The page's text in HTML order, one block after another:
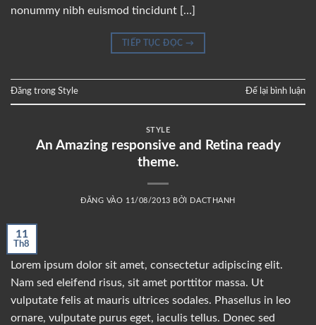
nonummy nibh euismod tincidunt […]
TIẾP TỤC ĐỌC →
Đăng trong Style Để lại bình luận
STYLE
An Amazing responsive and Retina ready
theme.
ĐĂNG VÀO 11/08/2013 BỞI DACTHANH
11
Th8
Lorem ipsum dolor sit amet, consectetur adipiscing elit.
Nam sed eleifend risus, sit amet porttitor massa. Ut
vulputate felis at mauris ultrices sodales. Phasellus in leo
ornare, vulputate purus eget, iaculis tellus. Donec sed